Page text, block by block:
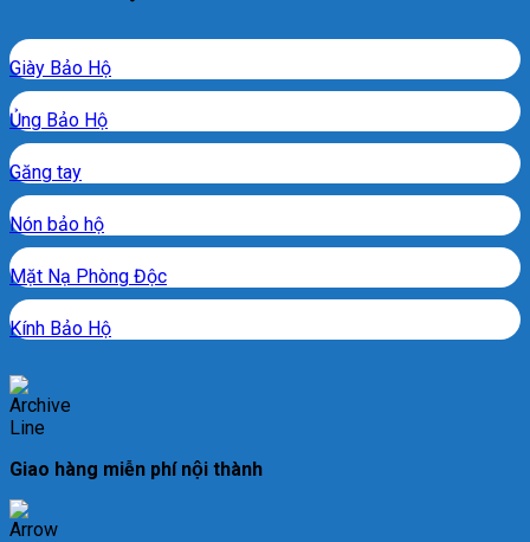
Giày Bảo Hộ
Ủng Bảo Hộ
Găng tay
Nón bảo hộ
Mặt Nạ Phòng Độc
Kính Bảo Hộ
Giao hàng miễn phí nội thành